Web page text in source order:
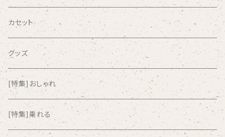
AIRCRAFT
airlie
AKUTAGAWA FANCLUB
ALKASILKA
カセット
グッズ
[特集]おしゃれ
[特集]乗れる